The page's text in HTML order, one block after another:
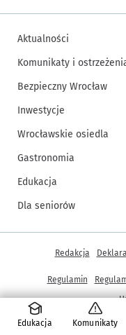
Edukacja Komunikaty
Aktualności
Komunikaty i
Bezpieczny Wrocław
Inwestycje
Wrocławskie osiedla
Gastronomia
Edukacja
Dla seniorów
© Copyright
Inne
Redakcja
Regulamin